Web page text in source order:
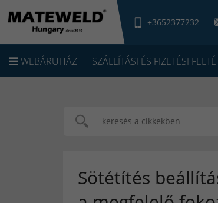
+3652377232
WEBÁRUHÁZ SZÁLLÍTÁSI ÉS FIZETÉSI
Sötétítés